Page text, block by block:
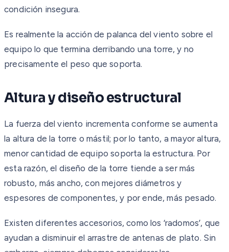
condición insegura.
Es realmente la acción de palanca del viento sobre el
equipo lo que termina derribando una torre, y no
precisamente el peso que soporta.
Altura y diseño estructural
La fuerza del viento incrementa conforme se aumenta
la altura de la torre o mástil; por lo tanto, a mayor altura,
menor cantidad de equipo soporta la estructura. Por
esta razón, el diseño de la torre tiende a ser más
robusto, más ancho, con mejores diámetros y
espesores de componentes, y por ende, más pesado.
Existen diferentes accesorios, como los ‘radomos’, que
ayudan a disminuir el arrastre de antenas de plato. Sin